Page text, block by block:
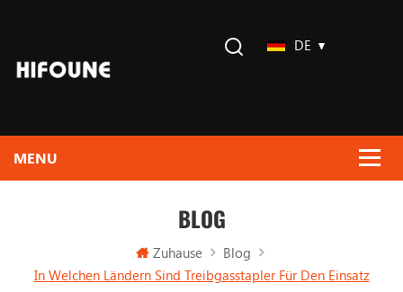
DE
BLOG
Zuhause
Blog
In Welchen Ländern Sind Treibgasstapler Für Den Einsatz